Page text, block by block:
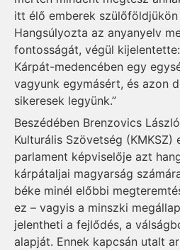
itt élő emberek
Hangsúlyozta az anyanyelv
fontosságát, végül
Kárpát-medencében egy
vagyunk egymásért, és azon
sikeresek legyünk.”
Beszédében Brenzovics
Kulturális Szövetség (KMKSZ)
parlament képviselője azt
kárpátaljai magyarság
béke minél előbbi
ez – vagyis a minszki
jelentheti a fejlődés, a
alapját. Ennek kapcsán utalt